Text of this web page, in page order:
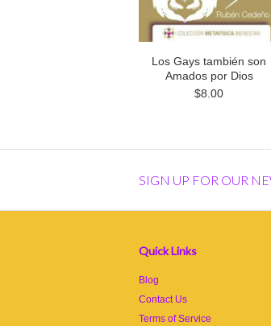
Los Gays también son
Amados por Dios
$8.00
SIGN UP FOR OUR
Quick Links
Blog
Contact Us
Terms of Service